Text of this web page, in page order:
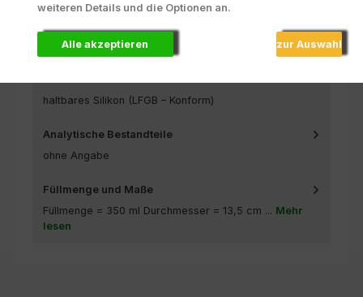
Die klassischen Näpfe der Sili Bowl Collection von 51
Degrees North sind erhältlich in 3 Größen ( 350ml,
700ml und 1400ml )…
haltbares Silikon (LFGB – Konform)
Analytische Bestandteile
ohne Angabe
Füllmenge und Maße
Füllmenge = 350 ml Durchmesser = 13,5 cm ... Mehr
lesen
weiteren Details und die Optionen an.
Alle akzeptieren zur Auswahl